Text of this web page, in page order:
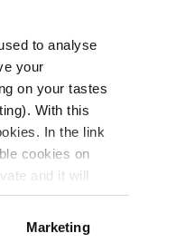
to analyse
your
on your tastes
With this
In the link
cookies on
and it will
Marketing
ingeniero de
de 2023 detonó la
La verificación no
por medios
entonces los más
su más estrecho